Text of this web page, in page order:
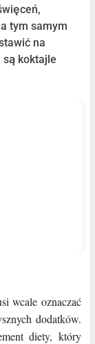
tym samym
na
koktajle
wcale oznaczać
dodatków.
diety, który